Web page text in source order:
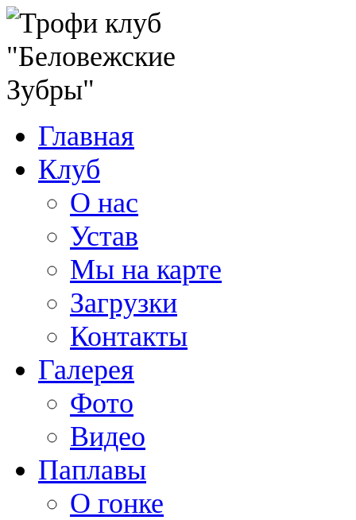
Главная
Клуб
О нас
Устав
Мы на карте
Загрузки
Контакты
Галерея
Фото
Видео
Паплавы
О гонке